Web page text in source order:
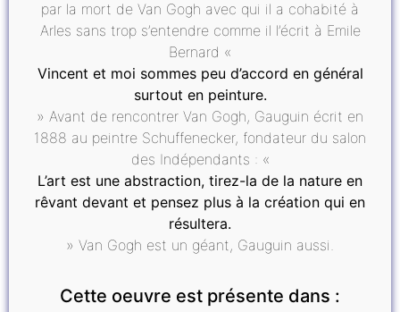
par la mort de Van Gogh avec qui il a cohabité à
Arles sans trop s’entendre comme il l’écrit à Emile
Bernard «
Vincent et moi sommes peu d’accord en général
surtout en peinture.
» Avant de rencontrer Van Gogh, Gauguin écrit en
1888 au peintre Schuffenecker, fondateur du salon
des Indépendants : «
L’art est une abstraction, tirez-la de la nature en
rêvant devant et pensez plus à la création qui en
résultera.
» Van Gogh est un géant, Gauguin aussi.
Cette oeuvre est présente dans :